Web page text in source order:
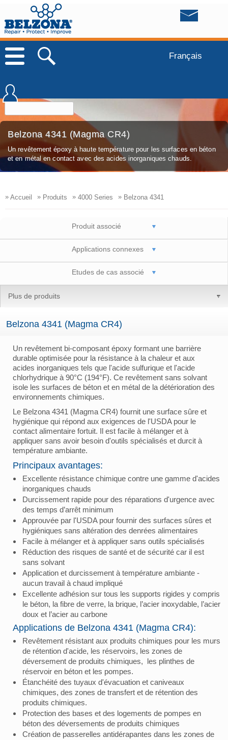
Français
Belzona 4341 (Magma CR4)
Un revêtement époxy à haute température pour les surfaces en béton
et en métal en contact avec des acides inorganiques chauds.
» Accueil » Produits » 4000 Series » Belzona 4341
Produit associé
Applications connexes
Etudes de cas associé
Plus de produits
Belzona 4341 (Magma CR4)
Un revêtement bi-composant époxy formant une barrière
durable optimisée pour la résistance à la chaleur et aux
acides inorganiques tels que l'acide sulfurique et l'acide
chlorhydrique à 90°C (194°F). Ce revêtement sans solvant
isole les surfaces de béton et en métal de la détérioration des
environnements chimiques.
Le Belzona 4341 (Magma CR4) fournit une surface sûre et
hygiénique qui répond aux exigences de l'USDA pour le
contact alimentaire fortuit. Il est facile à mélanger et à
appliquer sans avoir besoin d'outils spécialisés et durcit à
température ambiante.
Principaux avantages:
Excellente résistance chimique contre une gamme d'acides
inorganiques chauds
Durcissement rapide pour des réparations d'urgence avec
des temps d’arrêt minimum
Approuvée par l'USDA pour fournir des surfaces sûres et
hygiéniques sans altération des denrées alimentaires
Facile à mélanger et à appliquer sans outils spécialisés
Réduction des risques de santé et de sécurité car il est
sans solvant
Application et durcissement à température ambiante -
aucun travail à chaud impliqué
Excellente adhésion sur tous les supports rigides y compris
le béton, la fibre de verre, la brique, l’acier inoxydable, l’acier
doux et l’acier au carbone
Applications de Belzona 4341 (Magma CR4):
Revêtement résistant aux produits chimiques pour les murs
de rétention d'acide, les réservoirs, les zones de
déversement de produits chimiques, les plinthes de
réservoir en béton et les pompes.
Étanchéité des tuyaux d'évacuation et caniveaux
chimiques, des zones de transfert et de rétention des
produits chimiques.
Protection des bases et des logements de pompes en
béton des déversements de produits chimiques
Création de passerelles antidérapantes dans les zones de